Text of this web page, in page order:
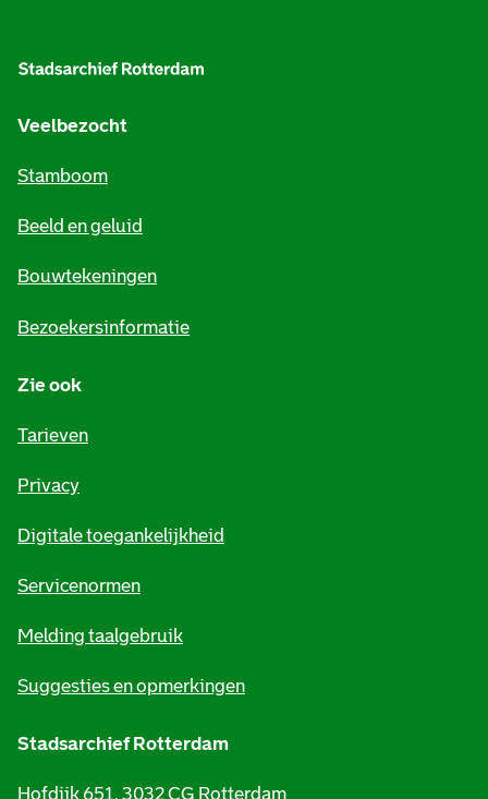
Veelbezocht
Stamboom
Beeld en geluid
Bouwtekeningen
Bezoekersinformatie
Zie ook
Tarieven
Privacy
Digitale toegankelijkheid
Servicenormen
Melding taalgebruik
Suggesties en opmerkingen
Stadsarchief Rotterdam
Hofdijk 651, 3032 CG Rotterdam